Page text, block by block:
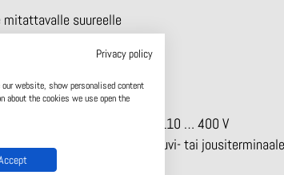
mitattavalle suureelle
vikadiagnostiikka
V
DC 24 V, AC 230 V tai AC/DC 110 … 400 V
vaihdettavat liitinlohkot ruuvi- tai
Privacy policy
website, show personalised content
about the cookies we use open the